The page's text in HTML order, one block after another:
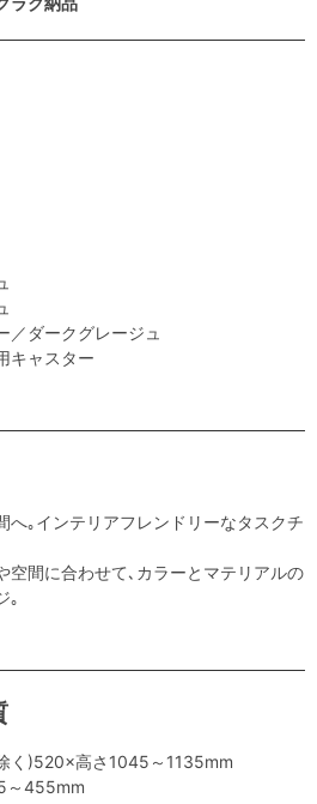
／ダークグレージュ
キャスター
へ｡インテリアフレンドリーなタスクチ
空間に合わせて､カラーとマテリアルの
｡
く)520×高さ1045～1135mm
～455mm